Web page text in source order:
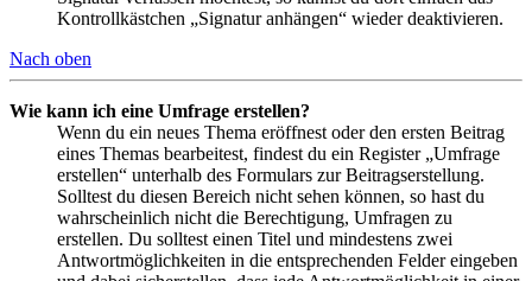
Kontrollkästchen „Signatur anhängen“ wieder deaktivieren.
Nach oben
Wie kann ich eine Umfrage erstellen?
Wenn du ein neues Thema eröffnest oder den ersten Beitrag
eines Themas bearbeitest, findest du ein Register „Umfrage
erstellen“ unterhalb des Formulars zur Beitragserstellung.
Solltest du diesen Bereich nicht sehen können, so hast du
wahrscheinlich nicht die Berechtigung, Umfragen zu
erstellen. Du solltest einen Titel und mindestens zwei
Antwortmöglichkeiten in die entsprechenden Felder eingeben